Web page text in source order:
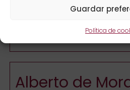
Guardar
Política de
Universidad de Barcelona
Ver toda la descripción
Alberto de